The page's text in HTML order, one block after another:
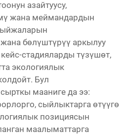
азайтуусу,
жана меймандардын
бөлүштүрүү аркылуу
стадияларды түзүшөт,
экологиялык
Бул
мааниге да ээ:
сыйлыктарга өтүүгө
позициясын
маалыматтарга